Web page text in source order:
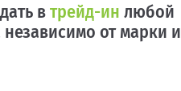
втрейд-ин любой
от марки и